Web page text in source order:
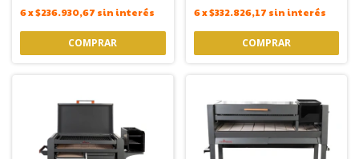
6x$236.930,67 sin interés 6x$332.826,17 sin interés